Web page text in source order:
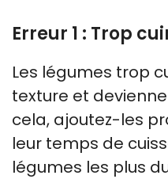
Erreur 1 : Trop
Les légumes trop
texture et
cela, ajoutez-les
leur temps de
légumes les plus